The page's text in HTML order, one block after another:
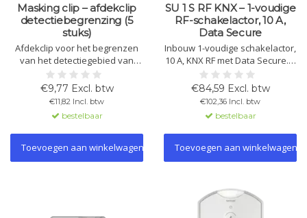
Masking clip – afdekclip
detectiebegrenzing (5
stuks)
Afdekclip voor het begrenzen
van het detectiegebied van
theMova P en theRonda P.
Wordt geleverd als set van 5
stuks voor gerichte en veilige
detectie.
€9,77 Excl. btw
€11,82 Incl. btw
bestelbaar
Toevoegen aan winkelwagen
SU 1 S RF KNX – 1-voudige
RF-schakelactor, 10 A,
Data Secure
Inbouw 1-voudige schakelactor,
10 A, KNX RF met Data Secure. 2
binaire ingangen voor
drukknoppen, schakelaars of
temperatuursensoren.
Compact en veilig.
€84,59 Excl. btw
€102,36 Incl. btw
bestelbaar
Toevoegen aan winkelwagen